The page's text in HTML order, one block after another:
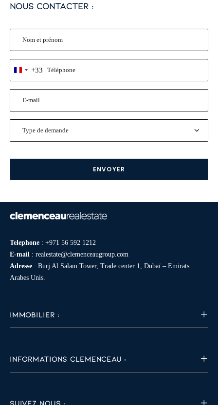
nous contacter :
et
prénom
*
France+33
mail
de
Telephone : +971 56 592 1212
E-mail : realestate@clemenceaugroup.com
Adresse : Burj Al Salam Tower, Trade center 1, Dubaï – Emirats
Arabes Unis.
IMMOBILIER :
INFORMATIONS CLEMENCEAU :
SUIVEZ NOUS :